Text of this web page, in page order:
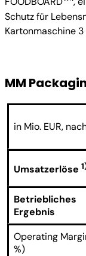
Schutz für
Kartonmaschine
MM
in Mio. EUR,
Umsatzerlöse
Betriebliches
Ergebnis
Operating
%)